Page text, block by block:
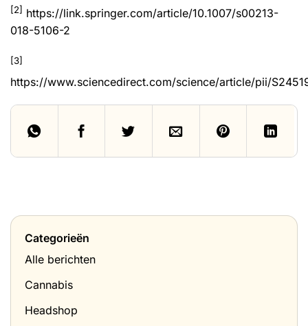
[2] https://link.springer.com/article/10.1007/s00213-
018-5106-2
[3]
https://www.sciencedirect.com/science/article/pii/
Categorieën
Alle berichten
Cannabis
Headshop